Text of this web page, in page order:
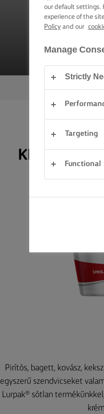
KENJÜK
Pirítós, bagett, kovász,
egyszerű szendvicseket
Lurpak® sótlan
our default settings.
experience of the
Policyand our
Manage
Strictly
Targeting
Functional